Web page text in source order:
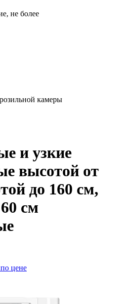
не более
камеры
и узкие
высотой от
до 160 см,
см
по цене